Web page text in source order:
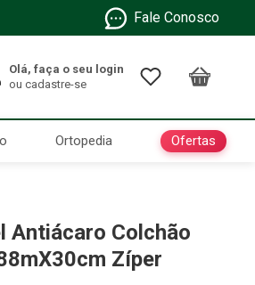
Fale Conosco
Ortopedia Ofertas
Antiácaro Colchão
Zíper